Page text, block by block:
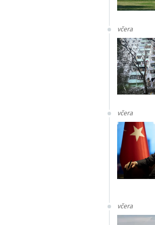
včera
včera
včera